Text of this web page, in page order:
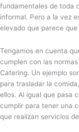
fundamentales de toda
informal. Pero a la vez
elevado que parece
Tengamos en cuenta
cumplen con las
Catering. Un ejemplo
para trasladar la
ellos. Al igual que pasa
cumplir para tener una
que realizan servicios